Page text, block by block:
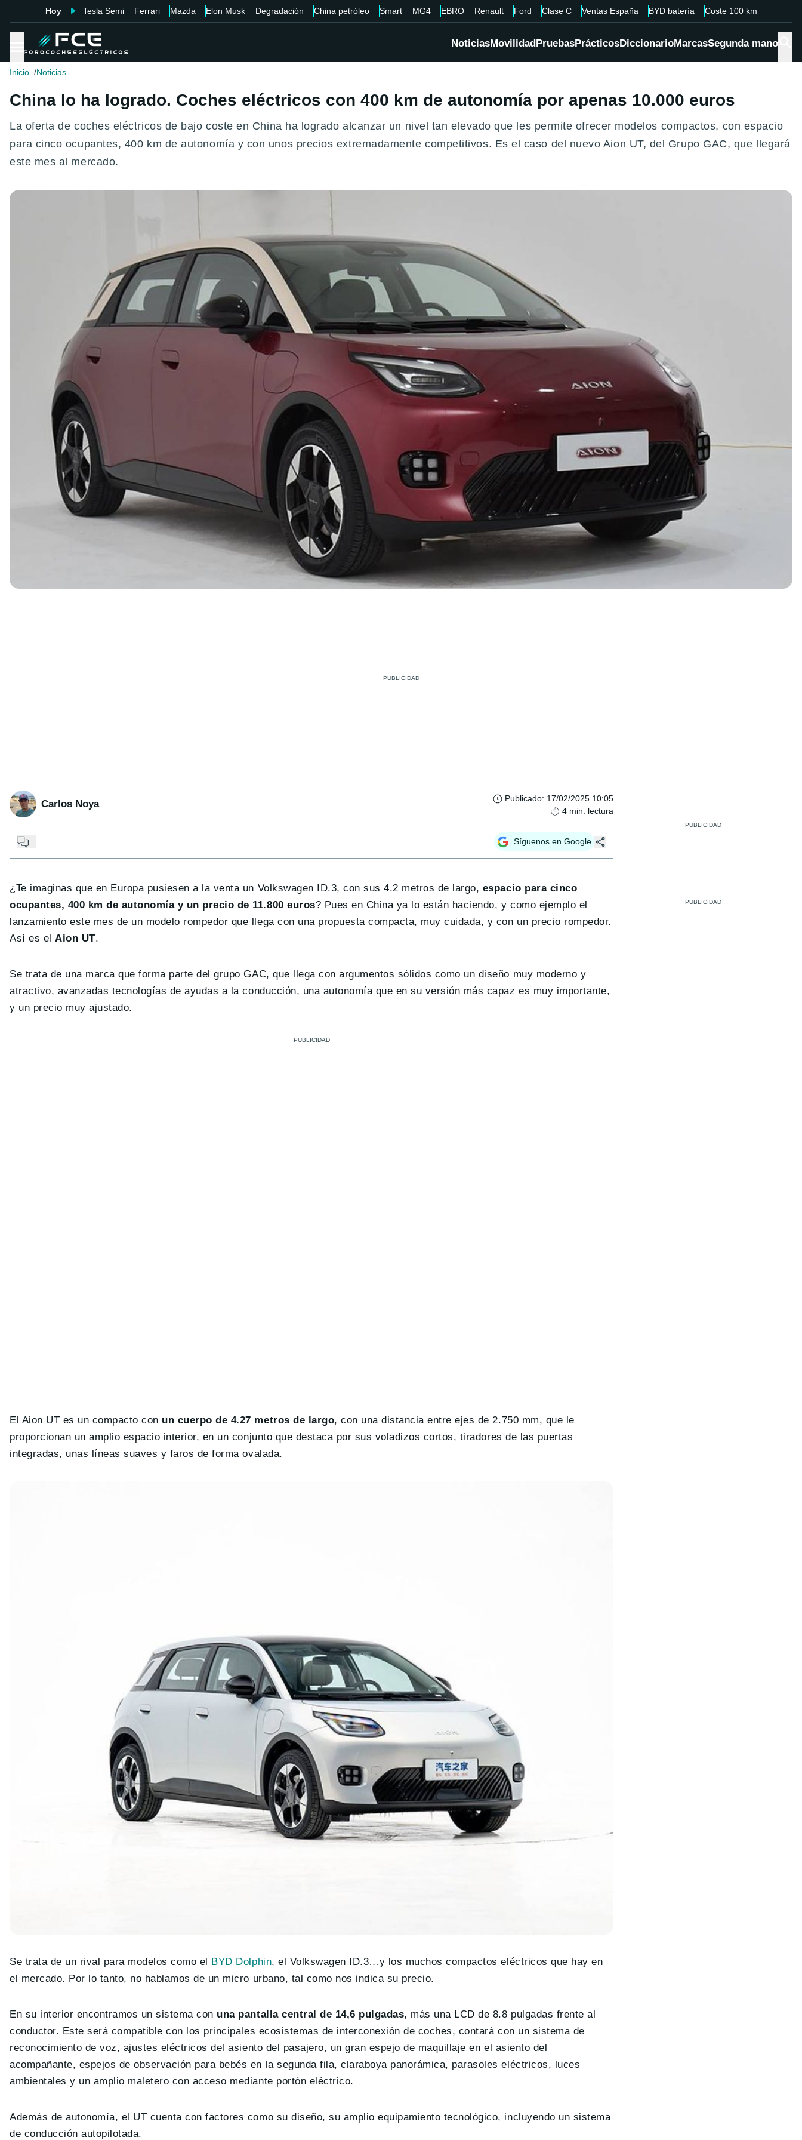
Hoy Tesla Semi Ferrari Mazda Elon Musk Degradación China petróleo Smart MG4 EBRO Renault Ford Clase C Ventas España BYD batería Coste 100 km
NoticiasMovilidadPruebasPrácticosDiccionarioMarcasSegunda mano
Inicio Noticias
China lo ha logrado. Coches eléctricos con 400 km de autonomía por apenas 10.000 euros
La oferta de coches eléctricos de bajo coste en China ha logrado alcanzar un nivel tan elevado que les permite ofrecer modelos compactos, con espacio
para cinco ocupantes, 400 km de autonomía y con unos precios extremadamente competitivos. Es el caso del nuevo Aion UT, del Grupo GAC, que llegará
este mes al mercado.
Carlos Noya Publicado: 17/02/2025 10:05
4 min. lectura
Síguenos en Google
¿Te imaginas que en Europa pusiesen a la venta un Volkswagen ID.3, con sus 4.2 metros de largo, espacio para cinco
ocupantes, 400 km de autonomía y un precio de 11.800 euros? Pues en China ya lo están haciendo, y como ejemplo el
lanzamiento este mes de un modelo rompedor que llega con una propuesta compacta, muy cuidada, y con un precio rompedor.
Así es elAion UT.
Se trata de una marca que forma parte del grupo GAC, que llega con argumentos sólidos como un diseño muy moderno y
atractivo, avanzadas tecnologías de ayudas a la conducción, una autonomía que en su versión más capaz es muy importante,
y un precio muy ajustado.
El Aion UT es un compacto con un cuerpo de 4.27 metros de largo, con una distancia entre ejes de 2.750 mm, que le
proporcionan un amplio espacio interior, en un conjunto que destaca por sus voladizos cortos, tiradores de las puertas
integradas, unas líneas suaves y faros de forma ovalada.
Se trata de un rival para modelos como el BYD Dolphin, el Volkswagen ID.3…y los muchos compactos eléctricos que hay en
el mercado. Por lo tanto, no hablamos de un micro urbano, tal como nos indica su precio.
En su interior encontramos un sistema con una pantalla central de 14,6 pulgadas, más una LCD de 8.8 pulgadas frente al
conductor. Este será compatible con los principales ecosistemas de interconexión de coches, contará con un sistema de
reconocimiento de voz, ajustes eléctricos del asiento del pasajero, un gran espejo de maquillaje en el asiento del
acompañante, espejos de observación para bebés en la segunda fila, claraboya panorámica, parasoles eléctricos, luces
ambientales y un amplio maletero con acceso mediante portón eléctrico.
Además de autonomía, el UT cuenta con factores como su diseño, su amplio equipamiento tecnológico, incluyendo un sistema
de conducción autopilotada.